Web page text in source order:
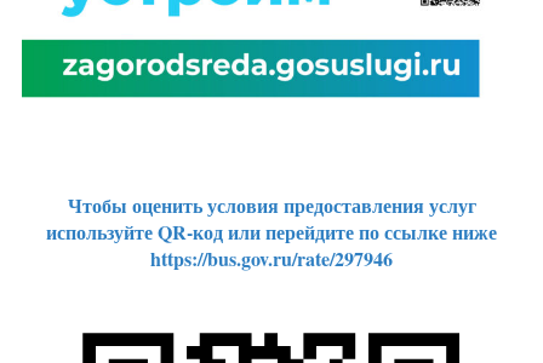
Чтобы оценить условия предоставления услуг
используйте QR-код или перейдите по ссылке ниже
https://bus.gov.ru/rate/297946